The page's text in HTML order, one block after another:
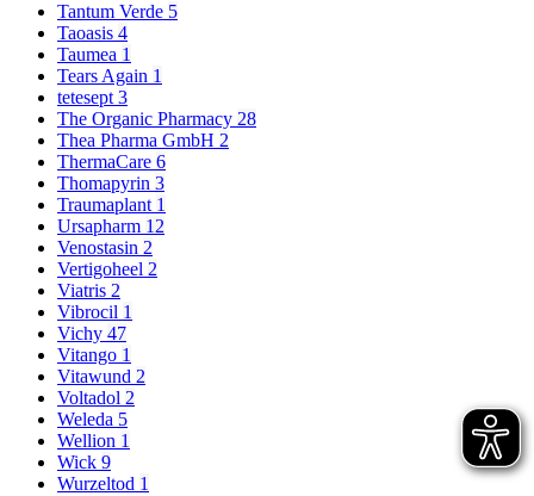
Tantum Verde 5
Taoasis 4
Taumea 1
Tears Again 1
tetesept 3
The Organic Pharmacy 28
Thea Pharma GmbH 2
ThermaCare 6
Thomapyrin 3
Traumaplant 1
Ursapharm 12
Venostasin 2
Vertigoheel 2
Viatris 2
Vibrocil 1
Vichy 47
Vitango 1
Vitawund 2
Voltadol 2
Weleda 5
Wellion 1
Wick 9
Wurzeltod 1